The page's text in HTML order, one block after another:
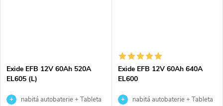
Exide EFB 12V 60Ah 520A
EL605 (L)
nabitá autobaterie + Tableta
Exide EFB 12V 60Ah 640A
EL600
nabitá autobaterie + Tableta